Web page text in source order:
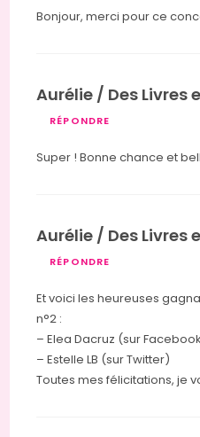
Bonjour, merci pour ce
Aurélie / Des Livres
RÉPONDRE
Super ! Bonne chance et
Aurélie / Des Livres
RÉPONDRE
Et voici les heureuses
n°2 :
– Elea Dacruz (sur
– Estelle LB (sur Twitter)
Toutes mes félicitations, je